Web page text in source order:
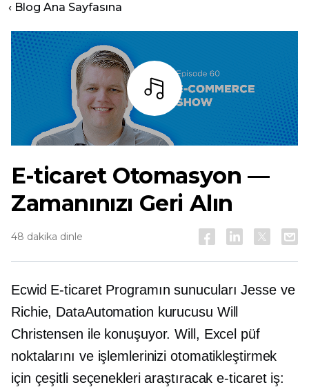
‹ Blog Ana Sayfasına
dinlemek
E-ticaretOtomasyon —
Zamanınızı Geri Alın
48 dakika dinle
Ecwid E-ticaretProgramın sunucuları Jesse ve
Richie, DataAutomation kurucusu Will
Christensen ile konuşuyor. Will, Excel püf
noktalarını ve işlemlerinizi otomatikleştirmek
için çeşitli seçenekleri araştıracake-ticaretiş: